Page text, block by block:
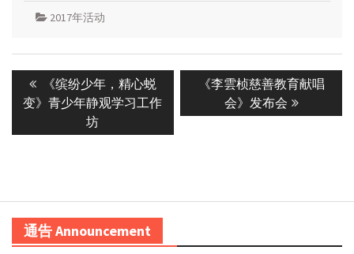
2017年活动
navigation
Previous
post:
《缤纷少年，精心蜕
变》青少年静观学习工作
坊
Next
post:
《李雲桢慈善教育献唱
会》发布会
通告 Announcement